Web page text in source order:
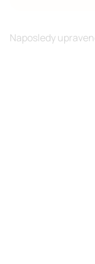
Naposledy